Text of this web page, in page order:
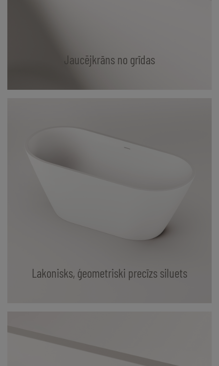
Jaucējkrāns no grīdas
Lakonisks, ģeometriski precīzs siluets